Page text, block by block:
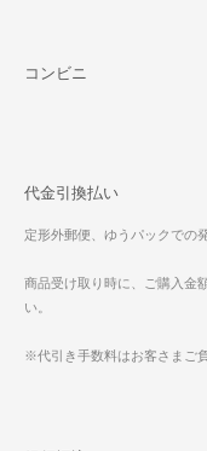
コンビニ
代金引換払い
定形外郵便、ゆうパックでの
商品受け取り時に、ご購入金
い。
※代引き手数料はお客さまご